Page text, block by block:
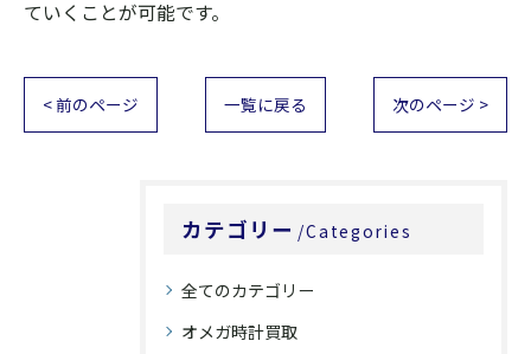
ていくことが可能です。
< 前のページ 一覧に戻る 次のページ >
カテゴリー Categories
全てのカテゴリー
オメガ時計買取